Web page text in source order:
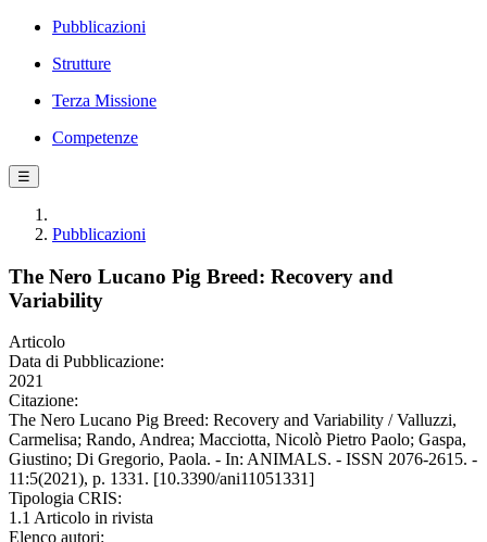
Pubblicazioni
Strutture
Terza Missione
Competenze
☰
Pubblicazioni
The Nero Lucano Pig Breed: Recovery and
Variability
Articolo
Data di Pubblicazione:
2021
Citazione:
The Nero Lucano Pig Breed: Recovery and Variability / Valluzzi,
Carmelisa; Rando, Andrea; Macciotta, Nicolò Pietro Paolo; Gaspa,
Giustino; Di Gregorio, Paola. - In: ANIMALS. - ISSN 2076-2615. -
11:5(2021), p. 1331. [10.3390/ani11051331]
Tipologia CRIS:
1.1 Articolo in rivista
Elenco autori: